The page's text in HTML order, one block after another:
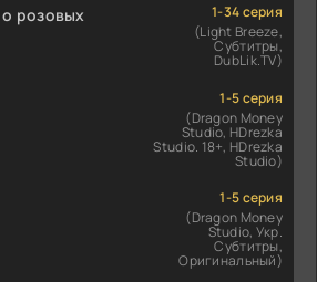
розовых
1-34 серия
(Light Breeze,
Субтитры,
DubLik.TV)
1-5 серия
(Dragon Money
Studio, HDrezka
Studio. 18+, HDrezka
Studio)
1-5 серия
(Dragon Money
Studio, Укр.
Субтитры,
Оригинальный)